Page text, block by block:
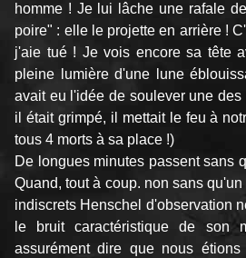
homme ! Je lui lâche une rafale
poire" : elle le projette en arrière !
j'aie tué ! Je vois encore sa tête
pleine lumière d'une lune
avait eu l'idée de soulever une
il était grimpé, il mettait le feu à
tous 4 morts à sa place !)
De longues minutes passent sans
Quand, tout à coup. non sans
indiscrets Henschel d'observation
le bruit caractéristique de son
assurément dire que nous